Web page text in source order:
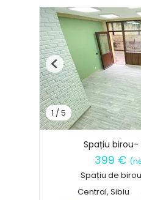
1 /5
Previous
Spațiu
399 €
Spațiu de
Central, Sibiu